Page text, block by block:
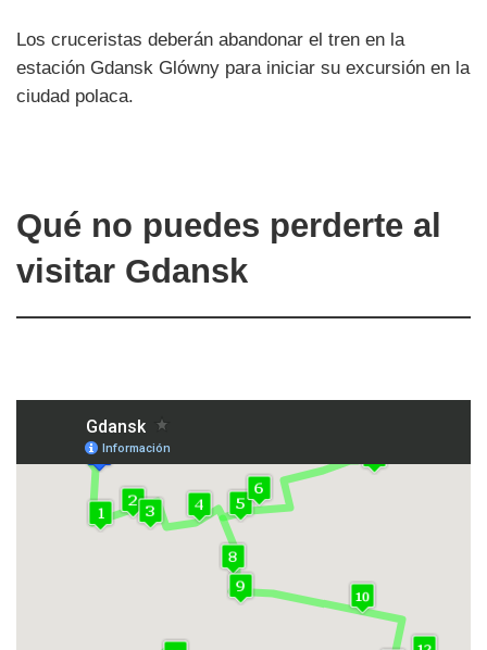
Los cruceristas deberán abandonar el tren en la
estación Gdansk Glówny para iniciar su excursión en la
ciudad polaca.
Qué no puedes perderte al
visitar Gdansk